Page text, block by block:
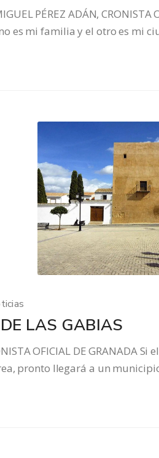
PÉREZ ADÁN,
es mi familia y el otro es mi
LAS GABIAS
OFICIAL DE GRANADA
pronto llegará a un